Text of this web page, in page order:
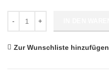
Zur Wunschliste hinzufügen